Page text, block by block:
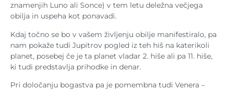
znamenjih Luno ali Sonce) v tem letu deležna večjega
obilja in uspeha kot ponavadi.
Kdaj točno se bo v vašem življenju obilje manifestiralo, pa
nam pokaže tudi Jupitrov pogled iz teh hiš na katerikoli
planet, posebej če je ta planet vladar 2. hiše ali pa 11. hiše,
ki tudi predstavlja prihodke in denar.
Pri določanju bogastva pa je pomembna tudi Venera –